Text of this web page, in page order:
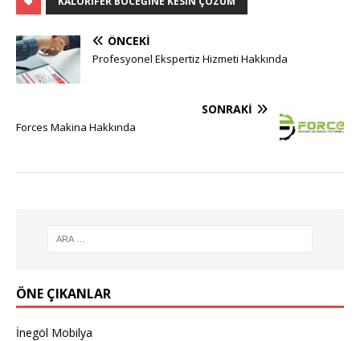
ÖNCEKI
Profesyonel Ekspertiz Hizmeti Hakkında
SONRAKI
Forces Makina Hakkında
ÖNE ÇIKANLAR
İnegöl Mobilya